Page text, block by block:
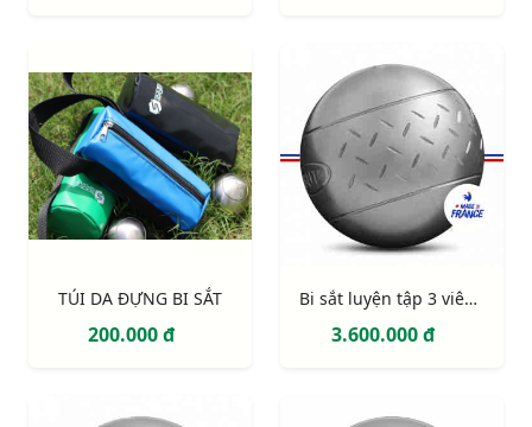
TÚI DA ĐỰNG BI SẮT
200.000 đ
Bi sắt luyện tập 3 viên Obut Chevron
3.600.000 đ